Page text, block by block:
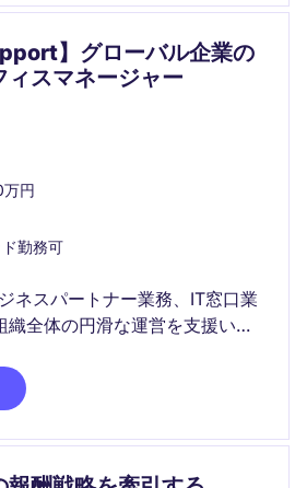
】グローバル企業の
ィスマネージャー
円
勤務可
ネスパートナー業務、IT窓口業
全体の円滑な運営を支援いた
と業務プロセスの改善に貢献で